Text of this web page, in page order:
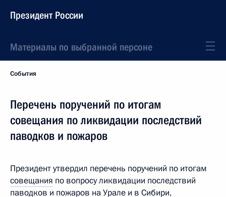
Президент России
Материалы по выбранной персоне
События
Перечень поручений по итогам
совещания по ликвидации последствий
паводков и пожаров
Президент утвердил перечень поручений по итогам
совещания по вопросу ликвидации последствий
паводков и пожаров на Урале и в Сибири,